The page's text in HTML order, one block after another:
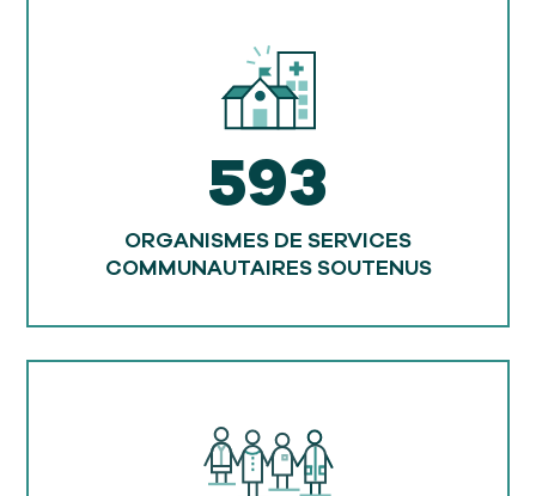
593
ORGANISMES DE SERVICES
COMMUNAUTAIRES SOUTENUS